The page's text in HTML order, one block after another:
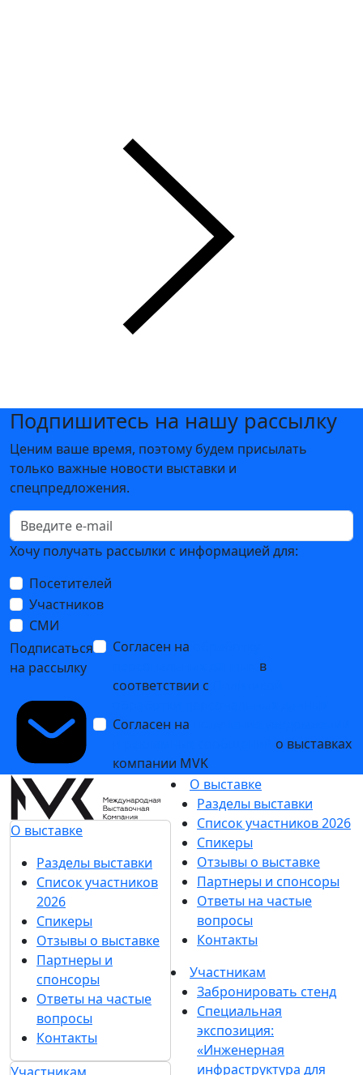
Подпишитесь на нашу рассылку
Ценим ваше время, поэтому будем присылать
только важные новости выставки и
спецпредложения.
Хочу получать рассылки с информацией для:
Посетителей
Участников
СМИ
Подписаться
на рассылку
Согласен на
в
соответствии с
Согласен на
о выставках
компании MVK
О выставке
Разделы выставки
Список участников
2026
Спикеры
Отзывы о выставке
Партнеры и
спонсоры
Ответы на частые
вопросы
Контакты
О выставке
Разделы выставки
Список участников 2026
Спикеры
Отзывы о выставке
Партнеры и спонсоры
Ответы на частые
вопросы
Контакты
Участникам
Забронировать стенд
Специальная
экспозиция:
«Инженерная
инфраструктура для